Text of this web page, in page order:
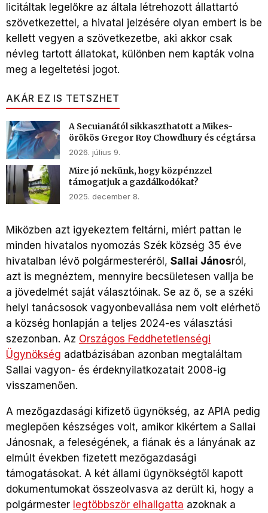
licitáltak legelőkre az általa létrehozott állattartó
szövetkezettel, a hivatal jelzésére olyan embert is be
kellett vegyen a szövetkezetbe, aki akkor csak
névleg tartott állatokat, különben nem kapták volna
meg a legeltetési jogot.
AKÁR EZ IS TETSZHET
A Secuianától sikkaszthatott a Mikes-
örökös Gregor Roy Chowdhury és cégtársa
2026. július 9.
Mire jó nekünk, hogy közpénzzel
támogatjuk a gazdálkodókat?
2025. december 8.
Miközben azt igyekeztem feltárni, miért pattan le
minden hivatalos nyomozás Szék község 35 éve
hivatalban lévő polgármesteréről, Sallai Jánosról,
azt is megnéztem, mennyire becsületesen vallja be
a jövedelmét saját választóinak. Se az ő, se a széki
helyi tanácsosok vagyonbevallása nem volt elérhető
a község honlapján a teljes 2024-es választási
szezonban. Az Országos Feddhetetlenségi
Ügynökség adatbázisában azonban megtaláltam
Sallai vagyon- és érdeknyilatkozatait 2008-ig
visszamenően.
A mezőgazdasági kifizető ügynökség, az APIA pedig
meglepően készséges volt, amikor kikértem a Sallai
Jánosnak, a feleségének, a fiának és a lányának az
elmúlt években fizetett mezőgazdasági
támogatásokat. A két állami ügynökségtől kapott
dokumentumokat összeolvasva az derült ki, hogy a
polgármester legtöbbször elhallgatta azoknak a